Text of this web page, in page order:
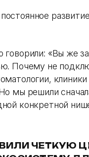
говорили: «Вы же
Почему не
клиники
мы решили
конкретной
ЧЕТКУЮ